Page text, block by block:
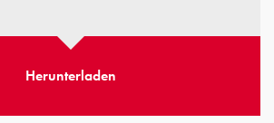
Herunterladen